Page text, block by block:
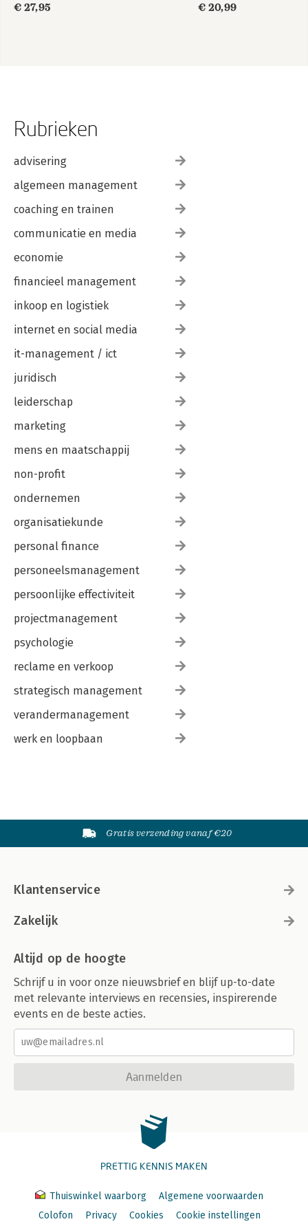
€ 27,95
€ 20,99
Rubrieken
advisering
algemeen management
coaching en trainen
communicatie en media
economie
financieel management
inkoop en logistiek
internet en social media
it-management / ict
juridisch
leiderschap
marketing
mens en maatschappij
non-profit
ondernemen
organisatiekunde
personal finance
personeelsmanagement
persoonlijke effectiviteit
projectmanagement
psychologie
reclame en verkoop
strategisch management
verandermanagement
werk en loopbaan
Gratis verzending vanaf €20
Klantenservice
Zakelijk
Altijd op de hoogte
Schrijf u in voor onze nieuwsbrief en blijf up-to-date
met relevante interviews en recensies, inspirerende
events en de beste acties.
Aanmelden
PRETTIG KENNIS MAKEN
Thuiswinkel waarborg
Algemene voorwaarden
Colofon
Privacy Cookies Cookie instellingen